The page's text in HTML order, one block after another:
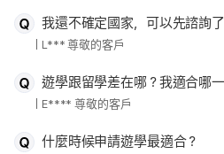
我還不確定國家，可以先諮詢
L*** 尊敬的客戶
遊學跟留學差在哪？我適合哪
E**** 尊敬的客戶
什麼時候申請遊學最適合？